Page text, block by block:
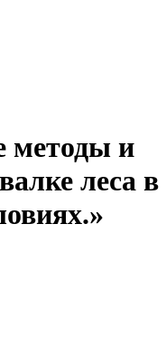
методы и
леса в